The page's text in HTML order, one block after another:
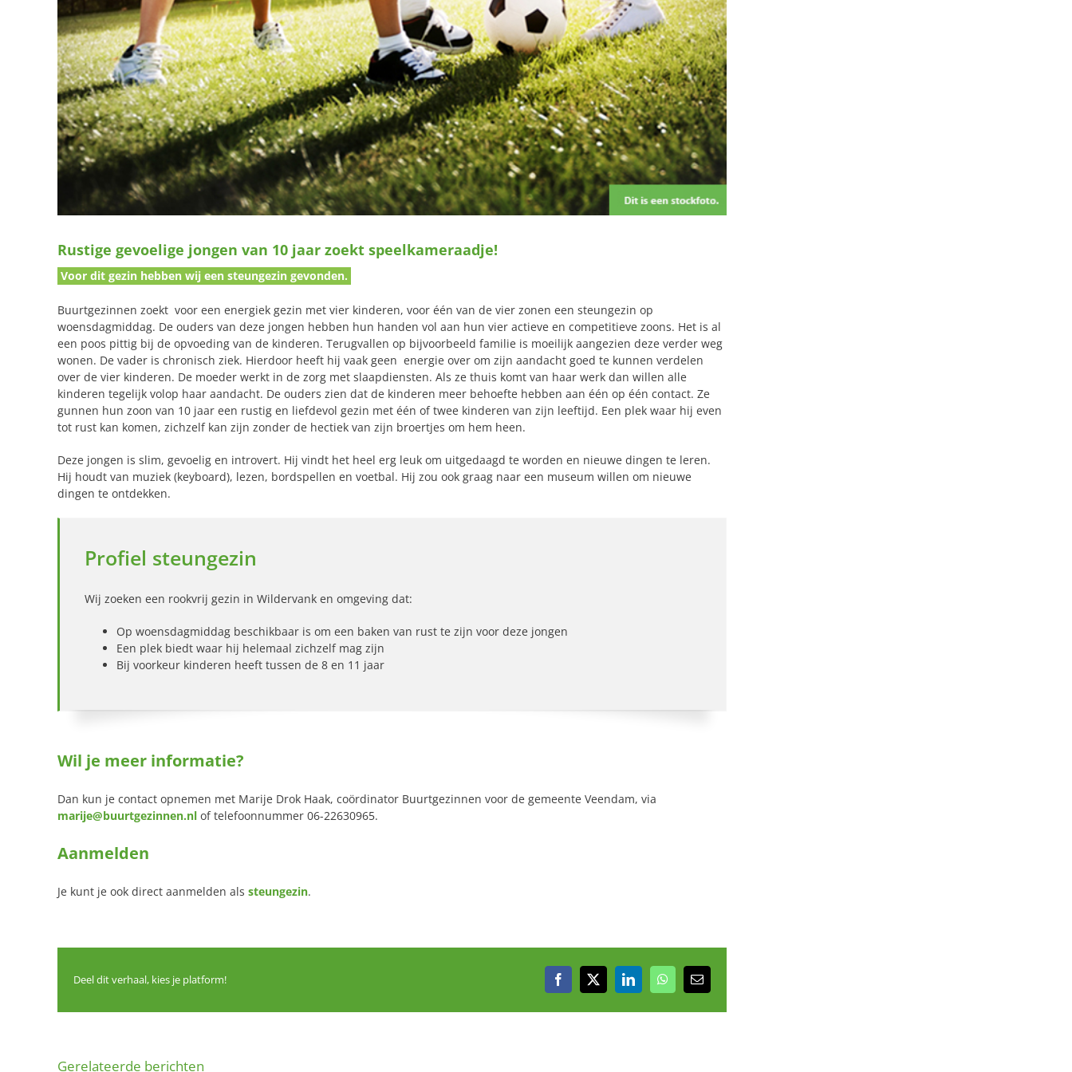
Rustige gevoelige jongen van 10 jaar zoekt speelkameraadje!
Voor dit gezin hebben wij een steungezin gevonden.
Buurtgezinnen zoekt voor een energiek gezin met vier kinderen, voor één van de vier zonen een steungezin op
woensdagmiddag. De ouders van deze jongen hebben hun handen vol aan hun vier actieve en competitieve zoons. Het is al
een poos pittig bij de opvoeding van de kinderen. Terugvallen op bijvoorbeeld familie is moeilijk aangezien deze verder weg
wonen. De vader is chronisch ziek. Hierdoor heeft hij vaak geen energie over om zijn aandacht goed te kunnen verdelen
over de vier kinderen. De moeder werkt in de zorg met slaapdiensten. Als ze thuis komt van haar werk dan willen alle
kinderen tegelijk volop haar aandacht. De ouders zien dat de kinderen meer behoefte hebben aan één op één contact. Ze
gunnen hun zoon van 10 jaar een rustig en liefdevol gezin met één of twee kinderen van zijn leeftijd. Een plek waar hij even
tot rust kan komen, zichzelf kan zijn zonder de hectiek van zijn broertjes om hem heen.
Deze jongen is slim, gevoelig en introvert. Hij vindt het heel erg leuk om uitgedaagd te worden en nieuwe dingen te leren.
Hij houdt van muziek (keyboard), lezen, bordspellen en voetbal. Hij zou ook graag naar een museum willen om nieuwe
dingen te ontdekken.
Profiel steungezin
Wij zoeken een rookvrij gezin in Wildervank en omgeving dat:
Op woensdagmiddag beschikbaar is om een baken van rust te zijn voor deze jongen
Een plek biedt waar hij helemaal zichzelf mag zijn
Bij voorkeur kinderen heeft tussen de 8 en 11 jaar
Wil je meer informatie?
Dan kun je contact opnemen met Marije Drok Haak, coördinator Buurtgezinnen voor de gemeente Veendam, via
marije@buurtgezinnen.nl of telefoonnummer 06-22630965.
Aanmelden
Je kunt je ook direct aanmelden als steungezin.
Deel dit verhaal, kies je platform! Facebook
X LinkedInWhatsApp
E-
Gerelateerde berichten